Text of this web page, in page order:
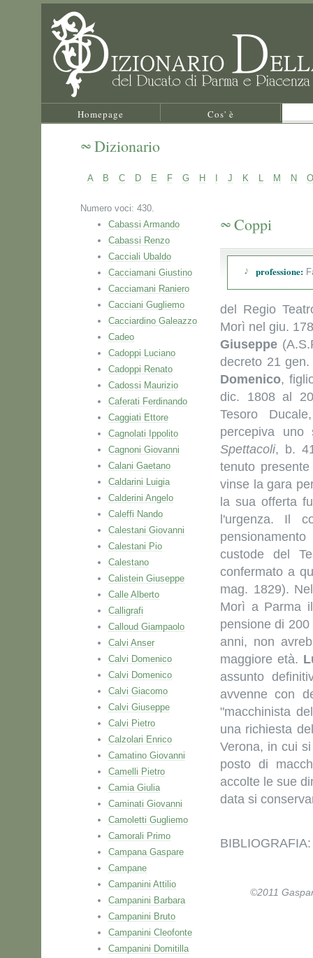
Homepage Cos' è
Dizionario
A B C D E F G H J K L M N O
Numero voci: 430.
Cabassi Armando
Cabassi Renzo
Cacciali Ubaldo
Cacciamani Giustino
Cacciamani Raniero
Cacciani Gugliemo
Cacciardino Galeazzo
Cadeo
Cadoppi Luciano
Cadoppi Renato
Cadossi Maurizio
Caferati Ferdinando
Caggiati Ettore
Cagnolati Ippolito
Cagnoni Giovanni
Calani Gaetano
Caldarini Luigia
Calderini Angelo
Caleffi Nando
Calestani Giovanni
Calestani Pio
Calestano
Calistein Giuseppe
Calle Alberto
Calligrafi
Calloud Giampaolo
Calvi Anser
Calvi Domenico
Calvi Domenico
Calvi Giacomo
Calvi Giuseppe
Calvi Pietro
Calzolari Enrico
Camatino Giovanni
Camelli Pietro
Camia Giulia
Caminati Giovanni
Camoletti Gugliemo
Camorali Primo
Campana Gaspare
Campane
Campanini Attilio
Campanini Barbara
Campanini Bruto
Campanini Cleofonte
Campanini Domitilla
Coppi
professione:
del Regio
Morì nel giu.
Giuseppe
decreto 21
Domenico,
dic. 1808 al
Tesoro
percepiva
Spettacoli, b.
tenuto
vinse la gara
la sua offerta
l'urgenza. Il
custode del
confermato a
mag. 1829).
Morì a Parma
pensione di
anni, non
maggiore età.
assunto
avvenne con
"macchinista
una richiesta
Verona, in cui
posto di
accolte le sue
data si
©2011